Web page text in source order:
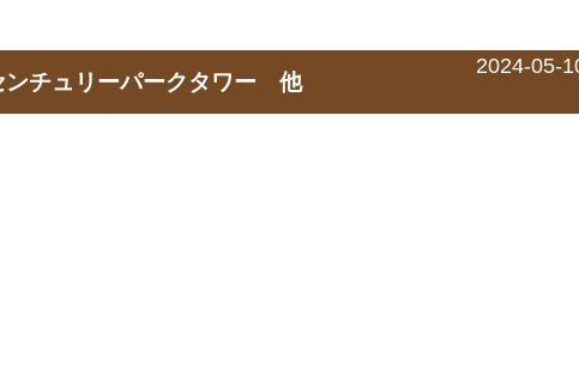
センチュリーパークタワー 他
2024-05-